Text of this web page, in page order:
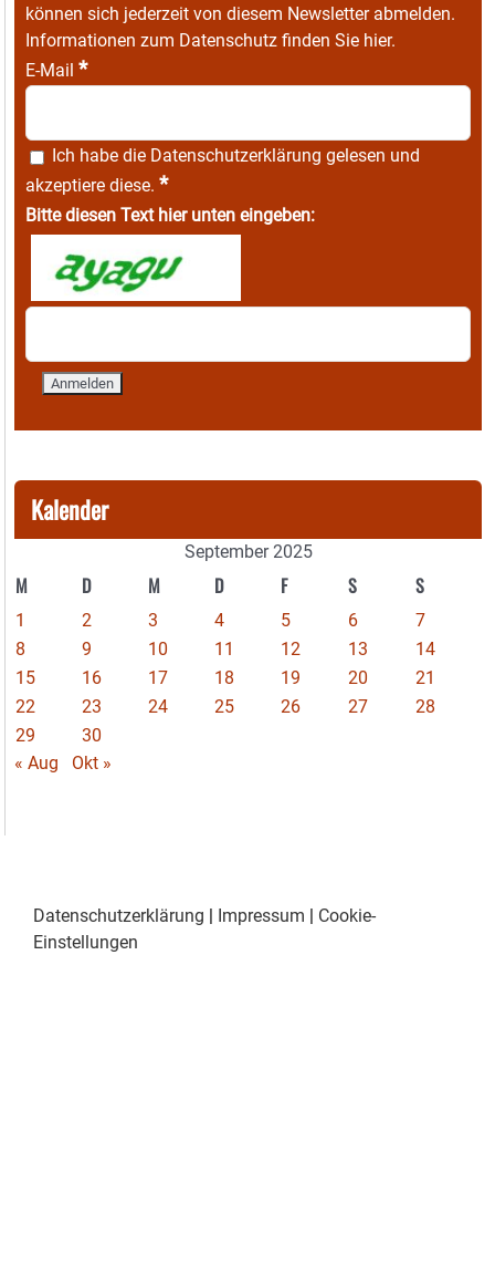
können sich jederzeit von diesem Newsletter abmelden.
Informationen zum Datenschutz finden Sie hier.
E-Mail *
Ich habe die Datenschutzerklärung gelesen und
akzeptiere diese. *
Bitte diesen Text hier unten eingeben:
Kalender
September 2025
M D M D F S S
1 2 3 4 5 6
7
8
9 10 11 12 13
14
15
16 17 18 19 20
21
22
23 24 25 26 27
28
29
30
« Aug
Okt »
Datenschutzerklärung Impressum
Cookie-
Einstellungen